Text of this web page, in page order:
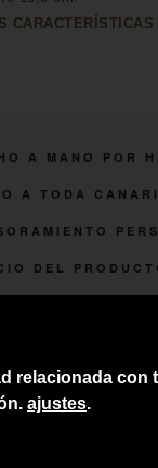
A MANO POR
A TODA
DEL
relacionada con
ajustes.